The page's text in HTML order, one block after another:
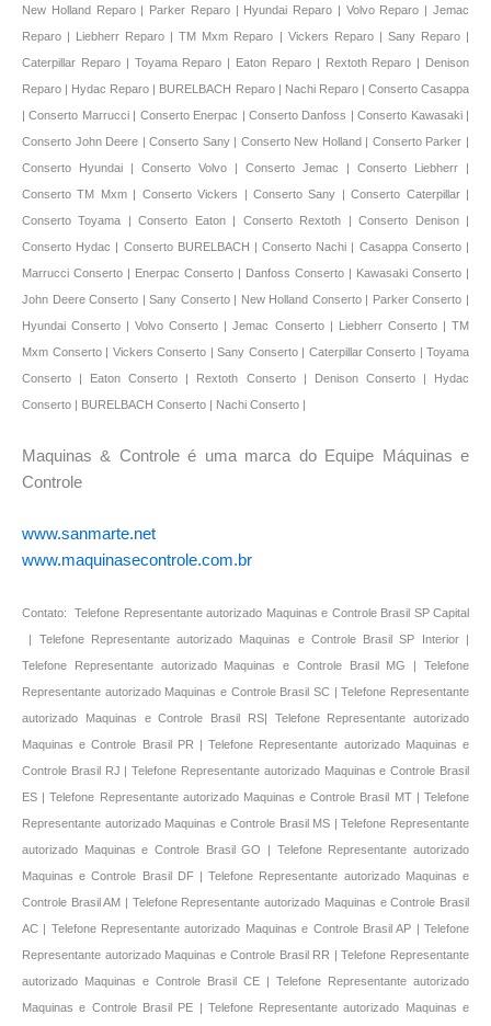
Maquinas & Controle é uma marca do Equipe Máquinas e
Controle
www.sanmarte.net
www.maquinasecontrole.com.br
Contato: Telefone Representante autorizado Maquinas e Controle Brasil SP Capital
| Telefone Representante autorizado Maquinas e Controle Brasil SP Interior |
Telefone Representante autorizado Maquinas e Controle Brasil MG | Telefone
Representante autorizado Maquinas e Controle Brasil SC | Telefone Representante
autorizado Maquinas e Controle Brasil RS| Telefone Representante autorizado
Maquinas e Controle Brasil PR | Telefone Representante autorizado Maquinas e
Controle Brasil RJ | Telefone Representante autorizado Maquinas e Controle Brasil
ES | Telefone Representante autorizado Maquinas e Controle Brasil MT | Telefone
Representante autorizado Maquinas e Controle Brasil MS | Telefone Representante
autorizado Maquinas e Controle Brasil GO | Telefone Representante autorizado
Maquinas e Controle Brasil DF | Telefone Representante autorizado Maquinas e
Controle Brasil AM | Telefone Representante autorizado Maquinas e Controle Brasil
AC | Telefone Representante autorizado Maquinas e Controle Brasil AP | Telefone
Representante autorizado Maquinas e Controle Brasil RR | Telefone Representante
autorizado Maquinas e Controle Brasil CE | Telefone Representante autorizado
Maquinas e Controle Brasil PE | Telefone Representante autorizado Maquinas e